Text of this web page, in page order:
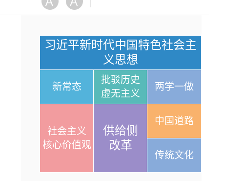
习近平新时代中国特色社会主
义思想
新常态
批驳历史
虚无主义
两学一做
社会主义
核心价值观
供给侧
改革
中国道路
传统文化